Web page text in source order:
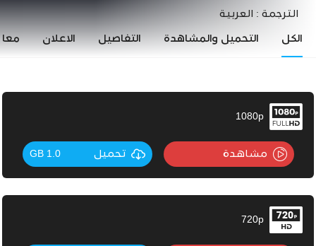
الترجمة : العربية
الكل التحميل والمشاهدة التفاصيل الاعلان
1080p
مشاهدة تحميل 1.0 GB
720p